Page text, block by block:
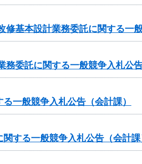
基本設計業務委託に関する一
務委託に関する一般競争入札公
一般競争入札公告（会計課）
する一般競争入札公告（会計課